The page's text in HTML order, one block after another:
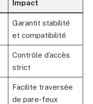
Impact
Garantit stabilité
et compatibilité
Contrôle d’accès
strict
Facilite traversée
de pare-feux